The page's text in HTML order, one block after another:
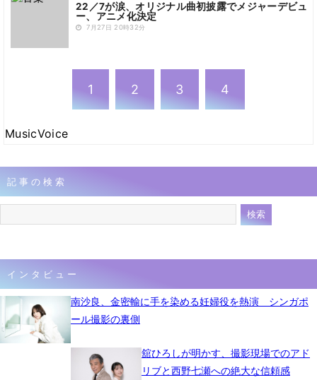
22／7が涙、オリジナル曲初披露でメジャーデビュ
ー、アニメ化決定
7月27日 20時32分
1 2 3 4
MusicVoice
記事の検索
インタビュー
南沙良、金密輸に手を染める妊婦役を熱演 シンガポ
ール撮影の裏側
舘ひろしが明かす、撮影現場でのアド
リブと西野七瀬への絶大な信頼感